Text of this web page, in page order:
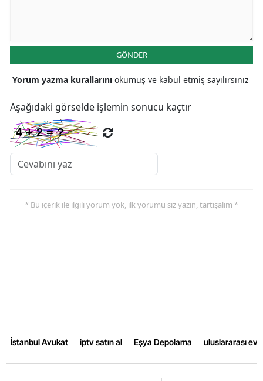
GÖNDER
Yorum yazma kurallarını okumuş ve kabul etmiş sayılırsınız
Aşağıdaki görselde işlemin sonucu kaçtır
* Bu içerik ile ilgili yorum yok, ilk yorumu siz yazın, tartışalım *
İstanbul Avukat iptv satın al Eşya Depolama uluslararası